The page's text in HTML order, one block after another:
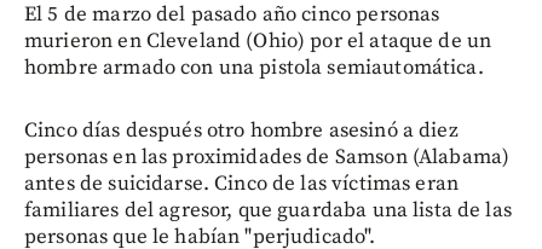
El 5 de marzo del pasado año cinco personas
murieron en Cleveland (Ohio) por el ataque de un
hombre armado con una pistola semiautomática.
Cinco días después otro hombre asesinó a diez
personas en las proximidades de Samson (Alabama)
antes de suicidarse. Cinco de las víctimas eran
familiares del agresor, que guardaba una lista de las
personas que le habían "perjudicado".